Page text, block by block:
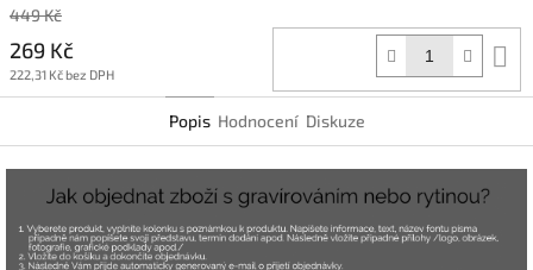
449 Kč
269 Kč
222,31 Kč bez DPH
Popis Hodnocení Diskuze